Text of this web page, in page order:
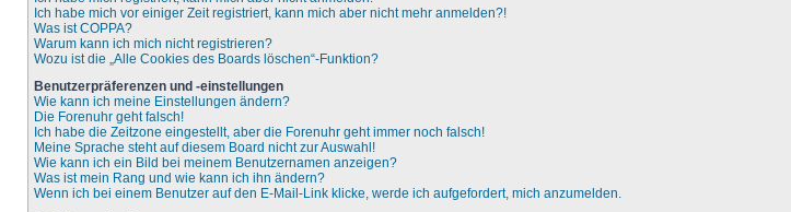
Ich habe mich vor einiger Zeit registriert, kann mich aber nicht mehr anmelden?!
Was ist COPPA?
Warum kann ich mich nicht registrieren?
Wozu ist die „Alle Cookies des Boards löschen“-Funktion?
Benutzerpräferenzen und -einstellungen
Wie kann ich meine Einstellungen ändern?
Die Forenuhr geht falsch!
Ich habe die Zeitzone eingestellt, aber die Forenuhr geht immer noch falsch!
Meine Sprache steht auf diesem Board nicht zur Auswahl!
Wie kann ich ein Bild bei meinem Benutzernamen anzeigen?
Was ist mein Rang und wie kann ich ihn ändern?
Wenn ich bei einem Benutzer auf den E-Mail-Link klicke, werde ich aufgefordert, mich anzumelden.